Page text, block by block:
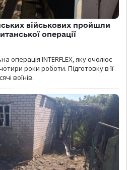
військових пройшли
операції
операція INTERFLEX, яку очолює
роки роботи. Підготовку в її
воїнів.